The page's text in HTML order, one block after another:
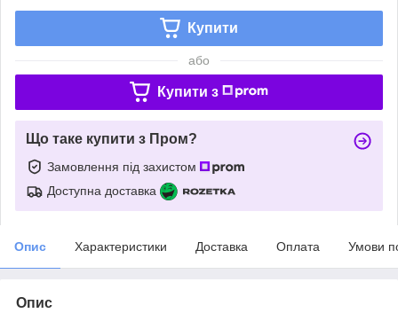
Купити
або
Купити з
Що таке купити з Пром?
Замовлення під захистом
Доступна доставка
Опис Характеристики Доставка Оплата Умови
Опис